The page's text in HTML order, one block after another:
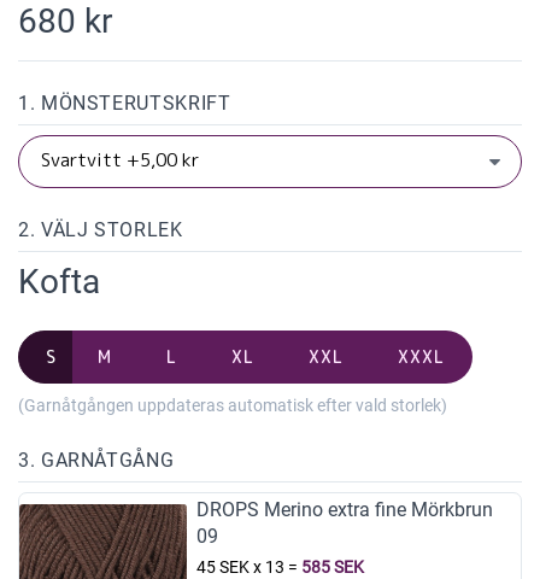
680 kr
1. MÖNSTERUTSKRIFT
2. VÄLJ STORLEK
Kofta
S M L XL XXL XXXL
(Garnåtgången uppdateras automatisk efter vald storlek)
3. GARNÅTGÅNG
DROPS Merino extra fine Mörkbrun
09
45 SEK x 13 = 585 SEK